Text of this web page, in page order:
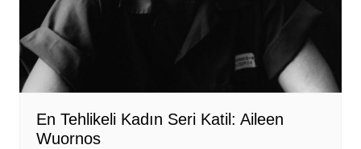
En Tehlikeli Kadın Seri Katil: Aileen
Wuornos